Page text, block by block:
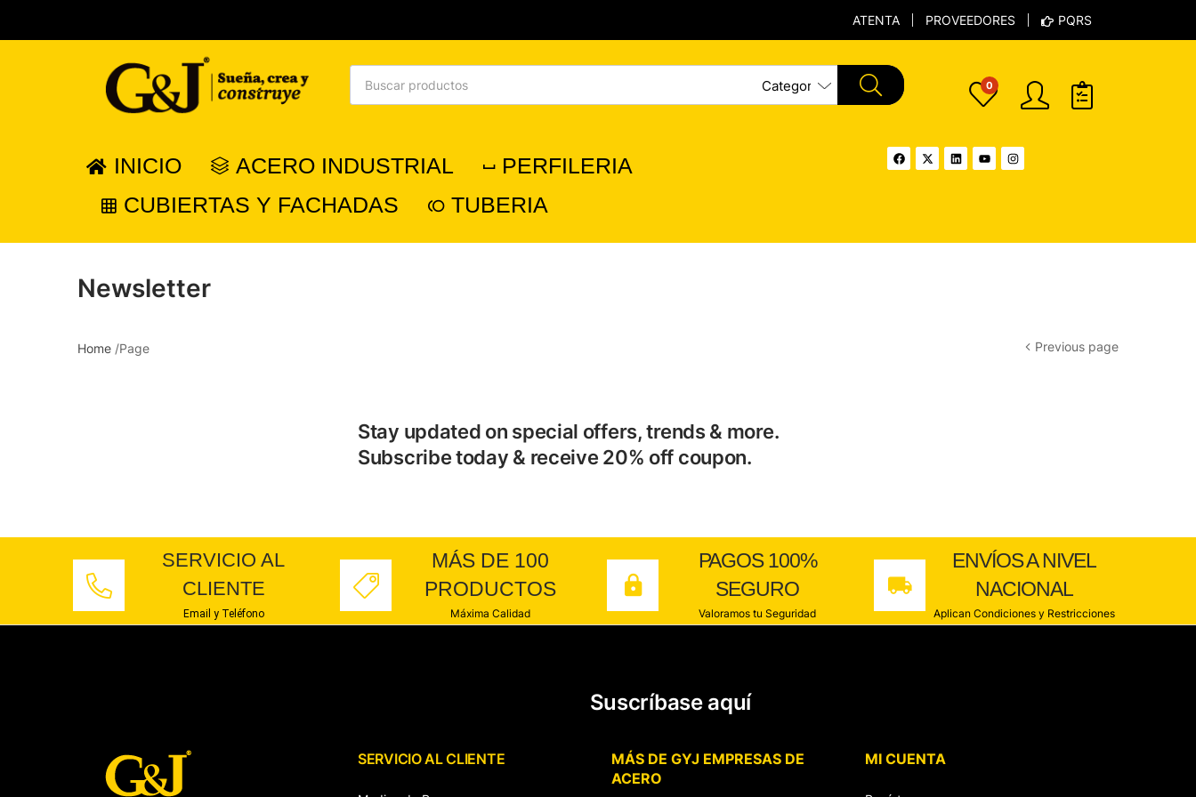
ATENTA PROVEEDORES PQRS
0
INICIO ACERO INDUSTRIAL
PERFILERIA
CUBIERTAS Y FACHADAS
TUBERIA
Newsletter
Home /Page Previous page
Stay updated on special offers, trends & more.
Subscribe today & receive 20% off coupon.
SERVICIO AL
CLIENTE
Email y Teléfono
MÁS DE 100
PRODUCTOS
Máxima Calidad
PAGOS 100%
SEGURO
Valoramos tu Seguridad
ENVÍOS A NIVEL
NACIONAL
Aplican Condiciones y Restricciones
Suscríbase aquí
SERVICIO AL CLIENTE
MÁS DE GYJ EMPRESAS DE
ACERO
MI CUENTA